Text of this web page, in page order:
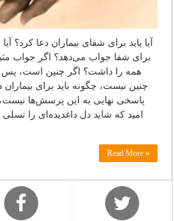
آیا باید برای شفای بیماران دعا کرد؟
برای شفا جواب می‌دهد؟ اگر جواب
همه را داشت؟ اگر چنین است، پس
چنین نیست، چگونه باید برای
پاسخی نهایی به این پرسش‌ها نیست،
امید که شاید دل داغدیده‌ای را
Read More »